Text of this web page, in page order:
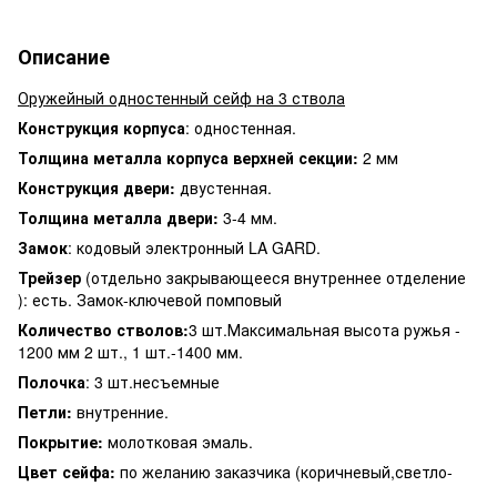
Описание
Оружейный одностенный сейф на 3 ствола
Конструкция корпуса: одностенная.
Толщина металла корпуса верхней секции: 2 мм
Конструкция двери: двустенная.
Толщина металла двери: 3-4 мм.
Замок: кодовый электронный LA GARD.
Трейзер (отдельно закрывающееся внутреннее отделение
): есть. Замок-ключевой помповый
Количество стволов:3 шт.Максимальная высота ружья -
1200 мм 2 шт., 1 шт.-1400 мм.
Полочка: 3 шт.несъемные
Петли: внутренние.
Покрытие: молотковая эмаль.
Цвет сейфа: по желанию заказчика (коричневый,светло-